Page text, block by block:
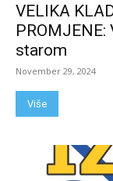
VELIKA
starom
November 29, 2024
Više